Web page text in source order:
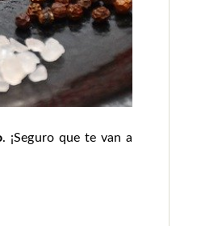
. ¡Seguro que te van a